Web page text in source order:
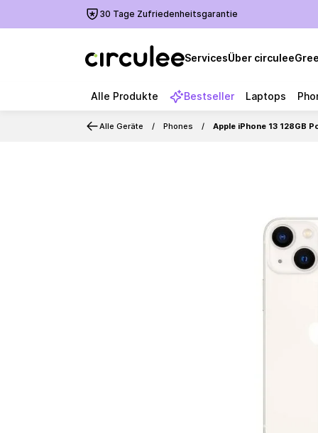
30 Tage Zufriedenheitsgarantie
ServicesÜber circulee
Alle Produkte Bestseller Laptops
Alle Geräte Phones Apple iPhone 13 128GB